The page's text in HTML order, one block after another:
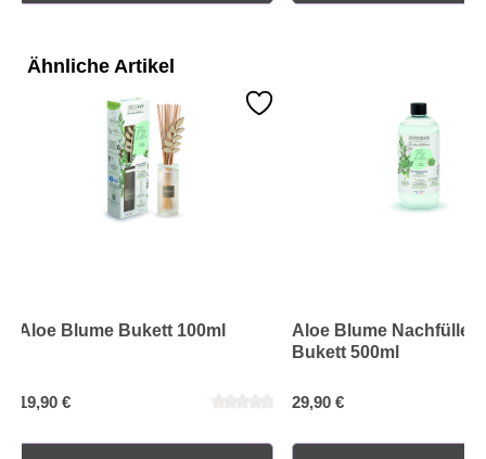
Ähnliche Artikel
Aloe Blume Bukett 100ml
19,90 €
Aloe Blume Nachfüller
Bukett 500ml
29,90 €